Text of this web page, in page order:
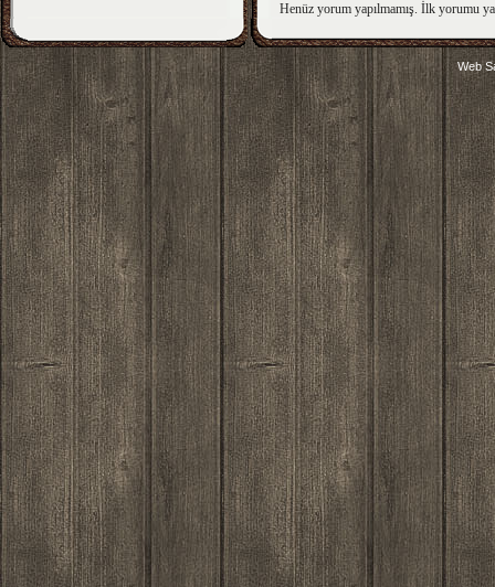
Henüz yorum yapılmamış. İlk yorumu
Web